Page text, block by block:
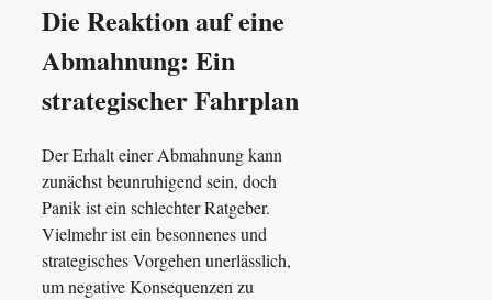
Die Reaktion auf eine
Abmahnung: Ein
strategischer Fahrplan
Der Erhalt einer Abmahnung kann
zunächst beunruhigend sein, doch
Panik ist ein schlechter Ratgeber.
Vielmehr ist ein besonnenes und
strategisches Vorgehen unerlässlich,
um negative Konsequenzen zu